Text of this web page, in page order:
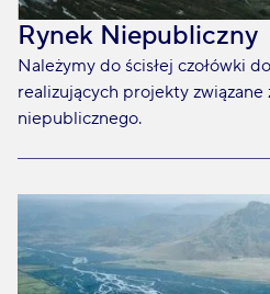
Rynek Niepubliczny
Należymy do ścisłej czołówki
realizujących projekty
niepublicznego.